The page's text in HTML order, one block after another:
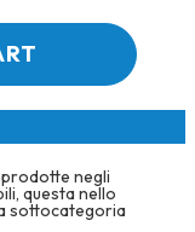
prodotte negli
questa nello
sottocategoria